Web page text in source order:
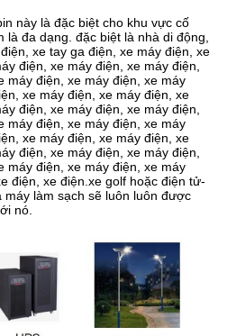
này là đặc biệt cho khu vực cố
là đa dạng. đặc biệt là nhà di động,
xe tay ga điện, xe máy điện, xe
điện, xe máy điện, xe máy điện,
máy điện, xe máy điện, xe máy
xe máy điện, xe máy điện, xe
điện, xe máy điện, xe máy điện,
máy điện, xe máy điện, xe máy
xe máy điện, xe máy điện, xe
điện, xe máy điện, xe máy điện,
máy điện, xe máy điện, xe máy
điện, xe điện.xe golf hoặc điện tử-
làm sạch sẽ luôn luôn được
nó.